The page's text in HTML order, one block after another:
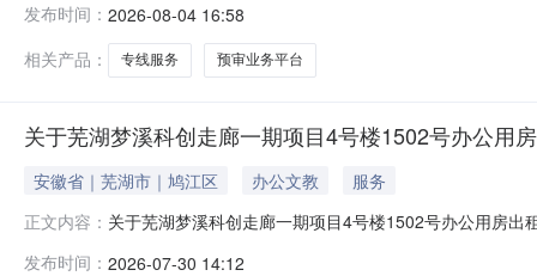
拟。”“采购需求一览表中预审业务平台产品，须无缝对
一性。投标人需提供承诺函，格式自拟。”“
发布时间： 2026-08-04 16:58
相关产品：
专线服务 预审业务平台
关于芜湖梦溪科创走廊一期项目4号楼1502号办公用
安徽省｜芜湖市｜鸠江区 办公文教
服务
正文内容： 关于芜湖梦溪科创走廊一期项目4号楼1502号办公用房出
发布时间： 2026-07-30 14:12